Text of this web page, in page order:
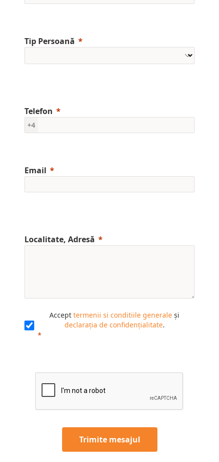
Tip Persoană
Telefon
+4
Email
Localitate, Adresă
Accept termenii si conditiile generale și
declarația de confidențialitate.
Trimite mesajul